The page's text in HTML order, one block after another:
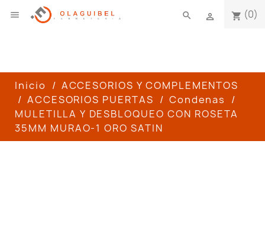
 shopping_cart (0)

search
Inicio
ACCESORIOS Y COMPLEMENTOS
ACCESORIOS PUERTAS
Condenas
MULETILLA Y DESBLOQUEO CON ROSETA
35MM MURAO-1 ORO SATIN